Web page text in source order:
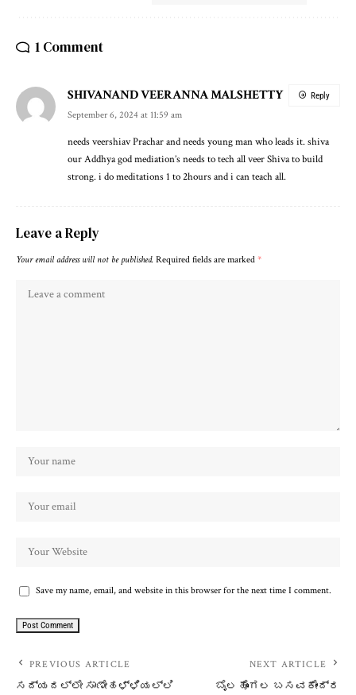
1 Comment
SHIVANAND VEERANNA MALSHETTY
September 6, 2024 at 11:59 am
needs veershiav Prachar and needs young man who leads it. shiva
our Addhya god mediation’s needs to tech all veer Shiva to build
strong. i do meditations 1 to 2hours and i can teach all.
Reply
Leave a Reply
Your email address will not be published. Required fields are marked *
Save my name, email, and website in this browser for the next time I comment.
PREVIOUS ARTICLE
ಸದ್ಯದಲ್ಲೇ ಸಾಣೇಹಳ್ಳಿಯಲ್ಲಿ
NEXT ARTICLE
ಬೈಲಹೊಂಗಲ ಬಸವಕೇಂದ್ರ